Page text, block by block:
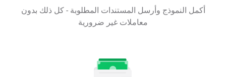
أكمل النموذج وأرسل المستندات المطلوبة - كل ذلك بدون
معاملات غير ضرورية